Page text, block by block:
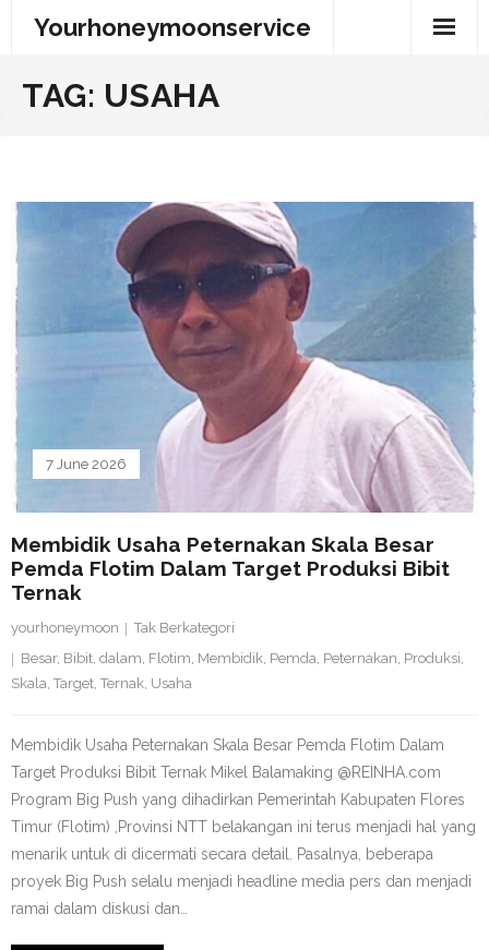
Yourhoneymoonservice
TAG: USAHA
Membidik Usaha Peternakan Skala Besar
Pemda Flotim Dalam Target Produksi Bibit
Ternak
7 June 2026
yourhoneymoon
Tak Berkategori
Besar, Bibit, dalam, Flotim, Membidik, Pemda, Peternakan, Produksi,
Skala, Target, Ternak, Usaha
Membidik Usaha Peternakan Skala Besar Pemda Flotim Dalam
Target Produksi Bibit Ternak Mikel Balamaking @REINHA.com
Program Big Push yang dihadirkan Pemerintah Kabupaten Flores
Timur (Flotim) ,Provinsi NTT belakangan ini terus menjadi hal yang
menarik untuk di dicermati secara detail. Pasalnya, beberapa
proyek Big Push selalu menjadi headline media pers dan menjadi
ramai dalam diskusi dan…